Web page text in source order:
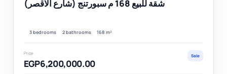
شقة للبيع 168 م سبورتنج (شارع الاقصر)
3 bedrooms 2 bathrooms 168 m²
Price
EGP6,200,000.00
Sale